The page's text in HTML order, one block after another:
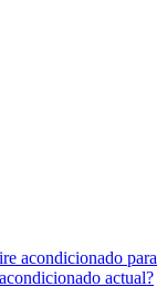
acondicionado para
actual?